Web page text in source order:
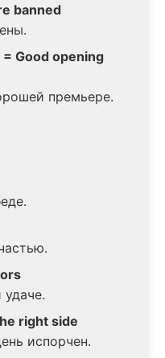
banned
Good opening
премьере.
right side
испорчен.